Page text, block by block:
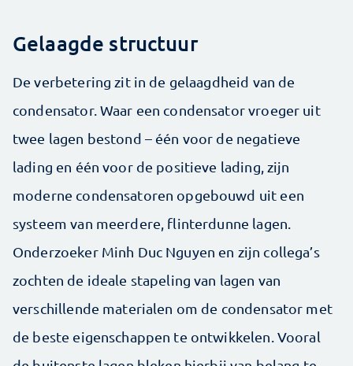
Gelaagde structuur
De verbetering zit in de gelaagdheid van de
condensator. Waar een condensator vroeger uit
twee lagen bestond – één voor de negatieve
lading en één voor de positieve lading, zijn
moderne condensatoren opgebouwd uit een
systeem van meerdere, flinterdunne lagen.
Onderzoeker Minh Duc Nguyen en zijn collega’s
zochten de ideale stapeling van lagen van
verschillende materialen om de condensator met
de beste eigenschappen te ontwikkelen. Vooral